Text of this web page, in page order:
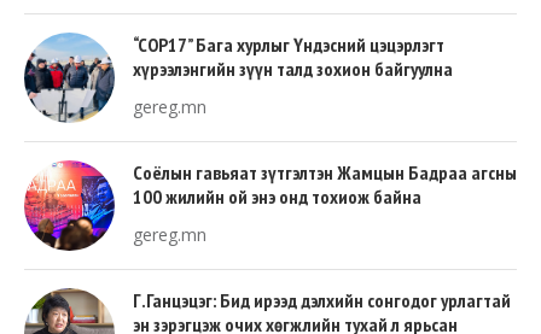
“COP17” Бага хурлыг Үндэсний цэцэрлэгт
хүрээлэнгийн зүүн талд зохион байгуулна
gereg.mn
Соёлын гавьяат зүтгэлтэн Жамцын Бадраа агсны
100 жилийн ой энэ онд тохиож байна
gereg.mn
Г.Ганцэцэг: Бид ирээд дэлхийн сонгодог урлагтай
эн зэрэгцэж очих хөгжлийн тухай л ярьсан